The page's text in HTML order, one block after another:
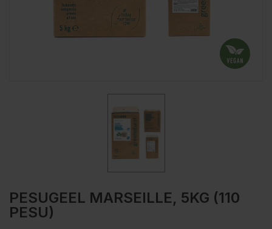
PESUGEEL MARSEILLE, 5KG (110
PESU)